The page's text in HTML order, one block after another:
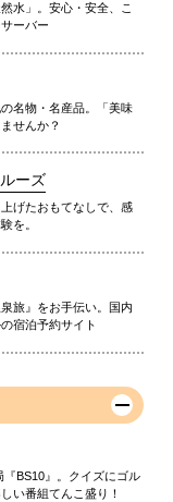
水」。安心・安全、こ
ーバー
名物・名産品。「美味
せんか？
ーズ
げたおもてなしで、感
を。
旅』をお手伝い。国内
宿泊予約サイト
BS10』。クイズにゴル
い番組てんこ盛り！